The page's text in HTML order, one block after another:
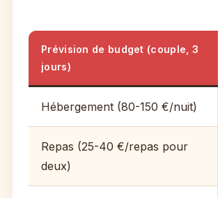
Prévision de budget (couple, 3
jours)
Hébergement (80-150 €/nuit)
Repas (25-40 €/repas pour
deux)